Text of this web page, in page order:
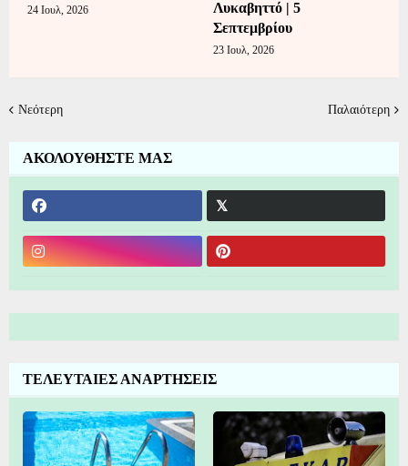
24 Ιουλ, 2026
Λυκαβηττό | 5
Σεπτεμβρίου
23 Ιουλ, 2026
Νεότερη Παλαιότερη
ΑΚΟΛΟΥΘΗΣΤΕ ΜΑΣ
ΤΕΛΕΥΤΑΙΕΣ ΑΝΑΡΤΗΣΕΙΣ